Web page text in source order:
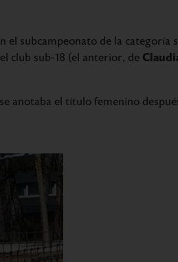
el subcampeonato de la categoría
club sub-18 (el anterior, de
se anotaba el título femenino